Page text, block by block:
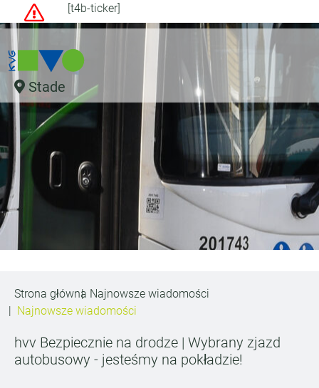
[t4b-ticker]
Stade
Strona główna Najnowsze wiadomości
Najnowsze wiadomości
hvv Bezpiecznie na drodze | Wybrany zjazd
autobusowy - jesteśmy na pokładzie!